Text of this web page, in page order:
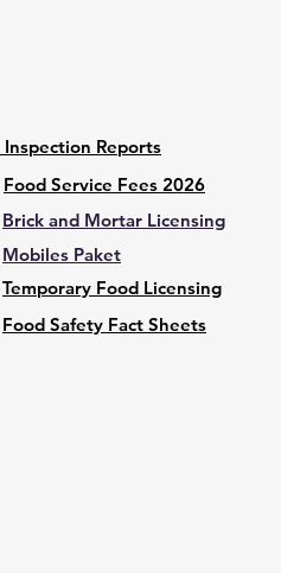
Inspection Reports
Food Service Fees 2026
Brick and Mortar Licensing
Mobiles Paket
Temporary Food Licensing
Food Safety Fact Sheets